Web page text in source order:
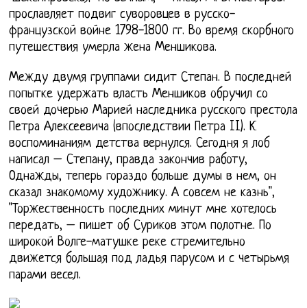
прославляет подвиг суворовцев в русско-
французской войне 1798-1800 гг. Во время скорбного
путешествия умерла жена Меншикова.
Между двумя группами сидит Степан. В последней
попытке удержать власть Меншиков обручил со
своей дочерью Марией наследника русского престола
Петра Алексеевича (впоследствии Петра II). К
воспоминаниям детства вернулся. Сегодня я лоб
написал – Степану, правда закончив работу,
Однажды, теперь гораздо больше думы в нем, он
сказал знакомому художнику. А совсем не казнь",
"Торжественность последних минут мне хотелось
передать, – пишет об Суриков этом полотне. По
широкой Волге-матушке реке стремительно
движется большая под ладья парусом и с четырьмя
парами весел.